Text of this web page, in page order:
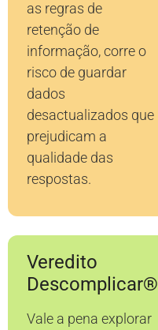
as regras de
retenção de
informação, corre o
risco de guardar
dados
desactualizados que
prejudicam a
qualidade das
respostas.
Veredito
Descomplicar®
Vale a pena explorar